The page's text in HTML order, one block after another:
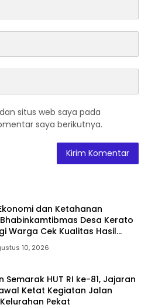
situs web saya pada
saya berikutnya.
dan Ketahanan
Desa Kerato
Warga Cek Kualitas Hasil
10, 2026
Semarak HUT RI ke-81, Jajaran
Ketat Kegiatan Jalan
Pekat